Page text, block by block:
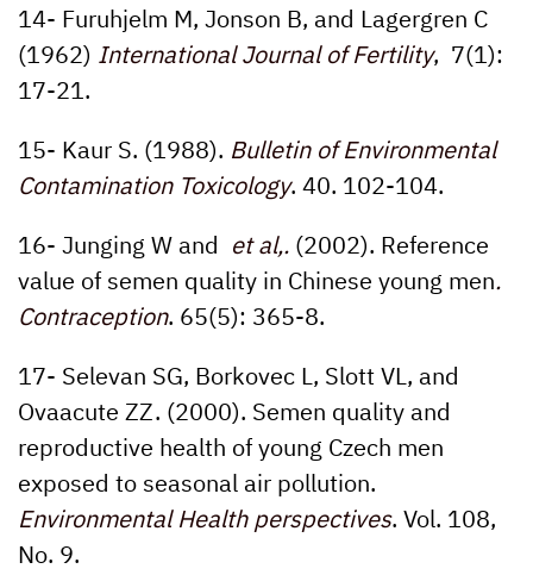
14- Furuhjelm M, Jonson B, and Lagergren C
(1962) International Journal of Fertility, 7(1):
17-21.
15- Kaur S. (1988). Bulletin of Environmental
Contamination Toxicology. 40. 102-104.
16- Junging W and et al,. (2002). Reference
value of semen quality in Chinese young men.
Contraception. 65(5): 365-8.
17- Selevan SG, Borkovec L, Slott VL, and
Ovaacute ZZ. (2000). Semen quality and
reproductive health of young Czech men
exposed to seasonal air pollution.
Environmental Health perspectives. Vol. 108,
No. 9.